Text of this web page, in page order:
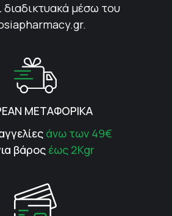
διαδικτυακά μέσω του
ΜΕΤΑΦΟΡΙΚΑ
άνω των 49€
βάρος έως 2Kgr